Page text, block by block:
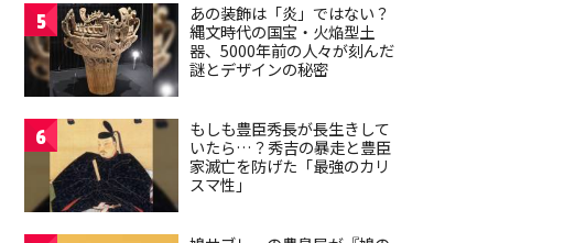
5
あの装飾は「炎」ではない？
縄文時代の国宝・火焔型土
器、5000年前の人々が刻んだ
謎とデザインの秘密
6
もしも豊臣秀長が長生きして
いたら…？秀吉の暴走と豊臣
家滅亡を防げた「最強のカリ
スマ性」